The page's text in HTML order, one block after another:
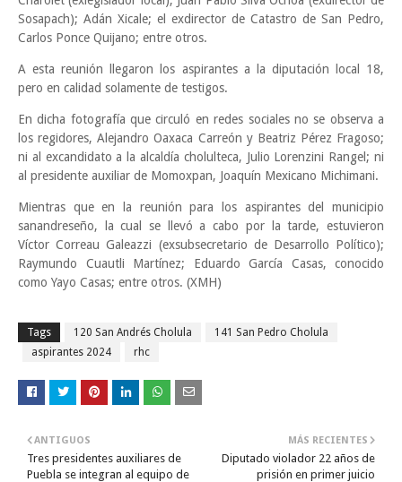
Sosapach); Adán Xicale; el exdirector de Catastro de San Pedro,
Carlos Ponce Quijano; entre otros.
A esta reunión llegaron los aspirantes a la diputación local 18,
pero en calidad solamente de testigos.
En dicha fotografía que circuló en redes sociales no se observa a
los regidores, Alejandro Oaxaca Carreón y Beatriz Pérez Fragoso;
ni al excandidato a la alcaldía cholulteca, Julio Lorenzini Rangel; ni
al presidente auxiliar de Momoxpan, Joaquín Mexicano Michimani.
Mientras que en la reunión para los aspirantes del municipio
sanandreseño, la cual se llevó a cabo por la tarde, estuvieron
Víctor Correau Galeazzi (exsubsecretario de Desarrollo Político);
Raymundo Cuautli Martínez; Eduardo García Casas, conocido
como Yayo Casas; entre otros. (XMH)
Tags 120 San Andrés Cholula
141 San Pedro Cholula
aspirantes 2024
rhc
MÁS RECIENTES
Diputado violador 22 años de
prisión en primer juicio
ANTIGUOS
Tres presidentes auxiliares de
Puebla se integran al equipo de